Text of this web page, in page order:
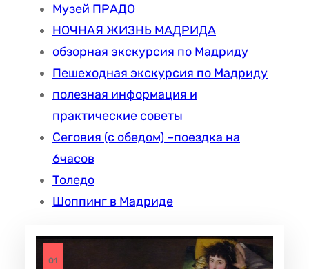
Музей ПРАДО
НОЧНАЯ ЖИЗНЬ МАДРИДА
обзорная экскурсия по Мадриду
Пешеходная экскурсия по Мадриду
полезная информация и
практические советы
Сеговия (с обедом) –поездка на
6часов
Толедо
Шоппинг в Мадриде
01